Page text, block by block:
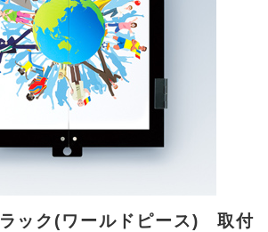
ック(ワールドピース) 取付